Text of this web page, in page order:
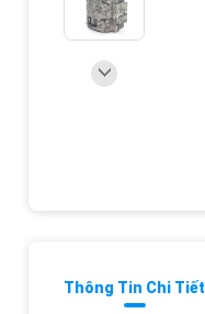
Thông Tin Chi Tiết